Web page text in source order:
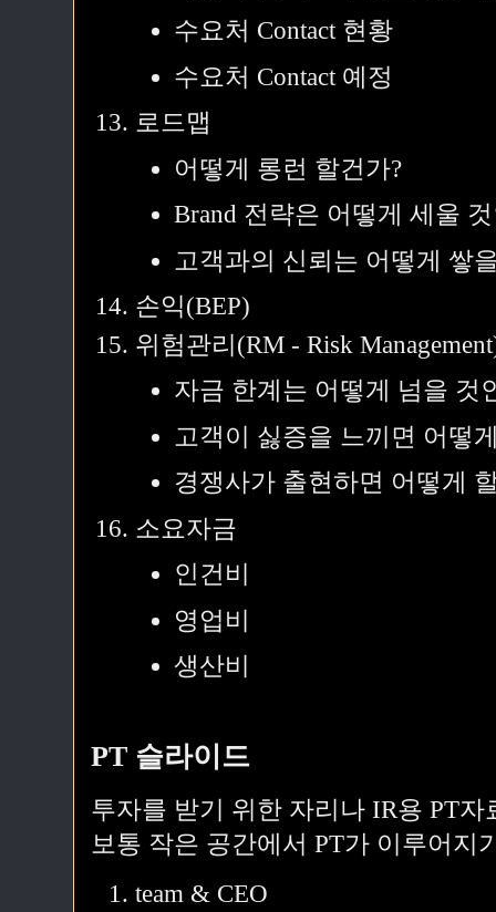
수요처 Contact 현황
수요처 Contact 예정
로드맵
어떻게 롱런 할건가?
Brand 전략은 어떻게 세울
고객과의 신뢰는 어떻게 쌓
손익(BEP)
위험관리(RM - Risk
자금 한계는 어떻게 넘을 것
고객이 싫증을 느끼면 어떻
경쟁사가 출현하면 어떻게
소요자금
인건비
영업비
생산비
PT 슬라이드
투자를 받기 위한 자리나 IR용 PT
보통 작은 공간에서 PT가 이루어지
team & CEO